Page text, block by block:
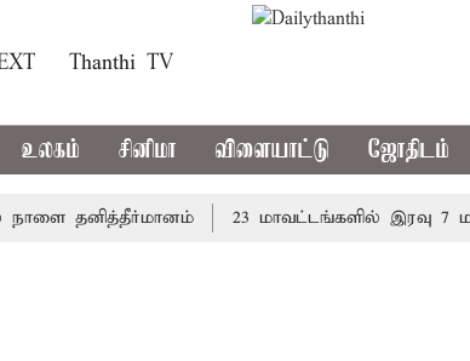
Thanthi TV
உலகம் சினிமா விளையாட்டு ஜோதிடம்
தனித்தீர்மானம் 23 மாவட்டங்களில் இரவு 7